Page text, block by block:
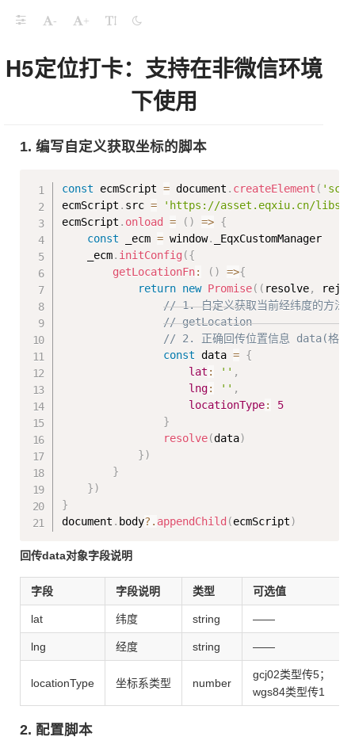
- +
H5定位打卡：支持在非微信环境
下使用
1. 编写自定义获取坐标的脚本
const ecmScript = document . createElement (
ecmScript . src =
'https://asset.eqxiu.cn/libs/
ecmScript . onload = ( ) => {
const _ecm = window.
_EqxCustomManager
    _ecm
. initConfig ({
getLocationFn: ( ) =>{
return new Promise( ( resolve,
// 1. 自定义获取当前经纬度的方法
// getLocation
// 2. 正确回传位置信息 data(格式
const data = {
lat : '' ,
lng: '' ,
locationType:
5
}
resolve(data)
})
}
})
}
document . body?. appendChild (ecmScript)
Copy
回传data对象字段说明
字段 字段说明 类型 可选值
lat 纬度 string ——
lng 经度 string ——
locationType 坐标系类型 number
gcj02类型传5；
wgs84类型传1
2. 配置脚本